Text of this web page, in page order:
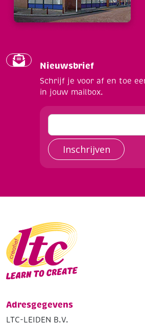
Nieuwsbrief
Schrijf je voor af en toe
in jouw mailbox.
Inschrijven
Adresgegevens
LTC-LEIDEN B.V.